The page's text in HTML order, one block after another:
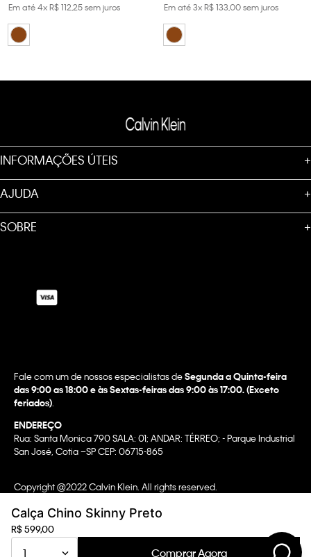
Calça Chino Skinny Preto
R$599,00
1 Comprar Agora
Em até4xR$11225sem juros
Em até3xR$13300sem juros
INFORMAÇÕES ÚTEIS +
AJUDA +
SOBRE +
Fale com um de nossos especialistas deSegunda a Quinta-feira
das 9:00 as 18:00 e às Sextas-feiras das 9:00 às 17:00. (Exceto
feriados)
ENDEREÇO
Rua: Santa Monica 790 SALA: 01; ANDAR: TÉRREO; - Parque Industrial
San José, Cotia –SP CEP: 06715-865
Copyright @2022 Calvin Klein. All rights reserved.
CNPJ 07.296.319/0058-90
CA Transparency In Supply Chain & UK Modern Slavery Statement |